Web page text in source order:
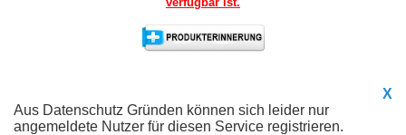
X
Aus Datenschutz Gründen können sich leider nur
angemeldete Nutzer für diesen Service registrieren.